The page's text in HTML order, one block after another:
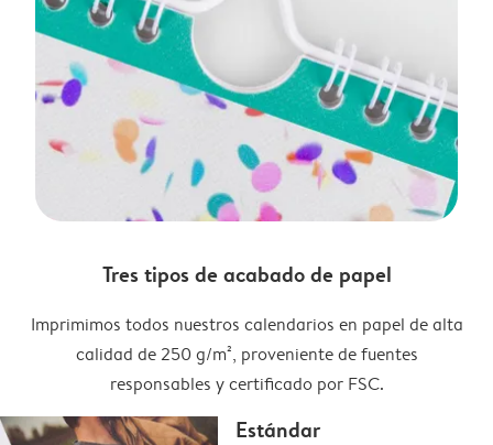
Tres tipos de acabado de papel
Imprimimos todos nuestros calendarios en papel de alta
calidad de 250 g/m², proveniente de fuentes
responsables y certificado por FSC.
Estándar